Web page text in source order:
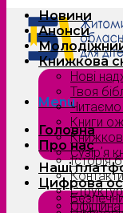
Menu
Головна
Про нас
Історія
Контакти
Новини
Анонси
Книжкова
Нові
Твоя
Читаємо
Книги
Сузірʼя
Наші
Цифрова